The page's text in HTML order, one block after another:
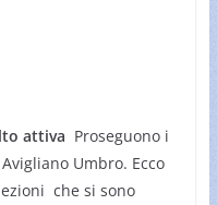
attiva Proseguono i
Umbro. Ecco
che si sono